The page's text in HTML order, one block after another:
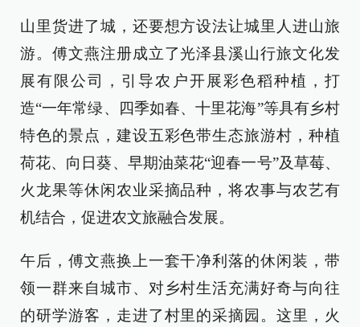
山里货进了城，还要想方设法让城里人进山旅
游。傅文燕注册成立了光泽县溪山行旅文化发
展有限公司，引导农户开展彩色稻种植，打
造“一年常绿、四季如春、十里花海”等具有乡村
特色的景点，建设五彩色带生态旅游村，种植
荷花、向日葵、早期油菜花“迎春一号”及草莓、
火龙果等休闲农业采摘品种，将农事与农艺有
机结合，促进农文旅融合发展。
午后，傅文燕换上一套干净利落的休闲装，带
领一群来自城市、对乡村生活充满好奇与向往
的研学游客，走进了村里的采摘园。这里，火